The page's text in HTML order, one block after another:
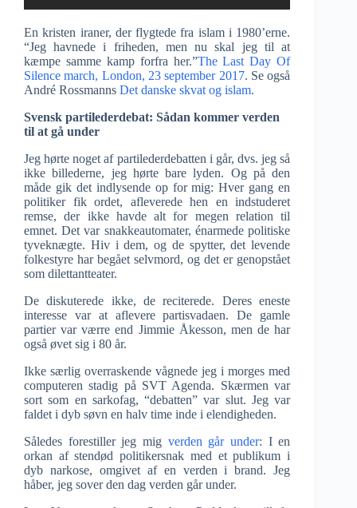
En kristen iraner, der flygtede fra islam i 1980’erne.
“Jeg havnede i friheden, men nu skal jeg til at
kæmpe samme kamp forfra her.”The Last Day Of
Silence march, London, 23 september 2017. Se også
André Rossmanns Det danske skvat og islam.
Svensk partilederdebat: Sådan kommer verden
til at gå under
Jeg hørte noget af partilederdebatten i går, dvs. jeg så
ikke billederne, jeg hørte bare lyden. Og på den
måde gik det indlysende op for mig: Hver gang en
politiker fik ordet, afleverede hen en indstuderet
remse, der ikke havde alt for megen relation til
emnet. Det var snakkeautomater, énarmede politiske
tyveknægte. Hiv i dem, og de spytter, det levende
folkestyre har begået selvmord, og det er genopstået
som dilettantteater.
De diskuterede ikke, de reciterede. Deres eneste
interesse var at aflevere partisvadaen. De gamle
partier var værre end Jimmie Åkesson, men de har
også øvet sig i 80 år.
Ikke særlig overraskende vågnede jeg i morges med
computeren stadig på SVT Agenda. Skærmen var
sort som en sarkofag, “debatten” var slut. Jeg var
faldet i dyb søvn en halv time inde i elendigheden.
Således forestiller jeg mig verden går under: I en
orkan af stendød politikersnak med et publikum i
dyb narkose, omgivet af en verden i brand. Jeg
håber, jeg sover den dag verden går under.